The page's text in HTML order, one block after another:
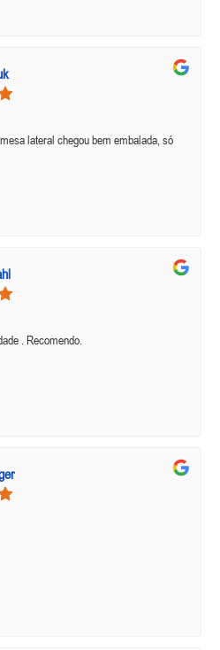
lateral chegou bem embalada, só
. Recomendo.